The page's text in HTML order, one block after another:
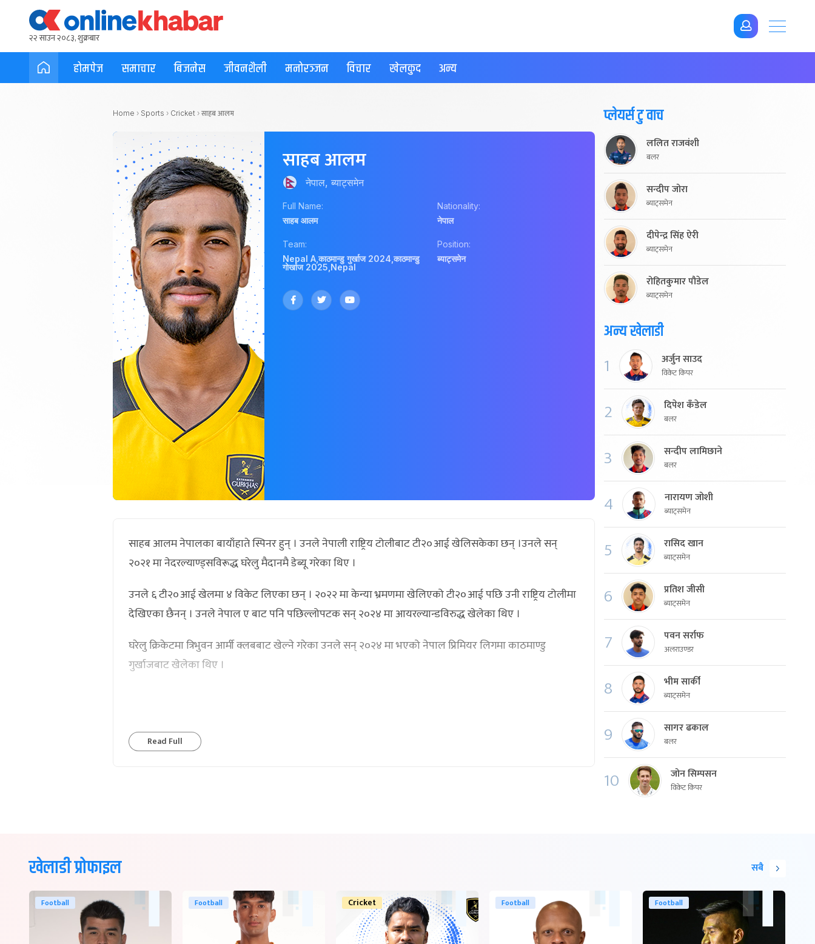
२२ साउन २०८३, शुक्रबार
होमपेज समाचार बिजनेस जीवनशैली मनोरञ्जन विचार खेलकुद अन्य
Home › Sports › Cricket › साहब आलम
साहब आलम
नेपाल, ब्याट्समेन
Full Name:
साहब आलम
Nationality:
नेपाल
Team:
Nepal A,काठमान्डु गुर्खाज 2024 काठमान्डु
गोर्खाज 2025 Nepal
Position:
ब्याट्समेन
साहब आलम नेपालका बायाँहाते स्पिनर हुन् । उनले नेपाली राष्ट्रिय टोलीबाट टी२०आई खेलिसकेका छन् ।उनले सन्
२०२१ मा नेदरल्याण्ड्सविरूद्ध घरेलु मैदानमै डेब्यू गरेका थिए ।
उनले ६ टी२०आई खेलमा ४ विकेट लिएका छन् । २०२२ मा केन्या भ्रमणमा खेलिएको टी२०आई पछि उनी राष्ट्रिय टोलीमा
देखिएका छैनन् । उनले नेपाल ए बाट पनि पछिल्लोपटक सन् २०२४ मा आयरल्यान्डविरुद्ध खेलेका थिए ।
घरेलु क्रिकेटमा त्रिभुवन आर्मी क्लबबाट खेल्ने गरेका उनले सन् २०२४ मा भएको नेपाल प्रिमियर लिगमा काठमाण्डु
गुर्खाजबाट खेलेका थिए ।
Read Full
प्लेयर्स टु वाच
ललित राजवंशी
बलर
सन्दीप जोरा
ब्याट्समेन
दीपेन्द्र सिंह ऐरी
ब्याट्समेन
रोहितकुमार पौडेल
ब्याट्समेन
अन्य खेलाडी
1 अर्जुन साउद
विकेट किपर
2 दिपेश कँडेल
बलर
3 सन्दीप लामिछाने
बलर
4 नारायण जोशी
ब्याट्समेन
5 रासिद खान
ब्याट्समेन
6 प्रतिश जीसी
ब्याट्समेन
7 पवन सर्राफ
अलराउण्डर
8 भीम सार्की
ब्याट्समेन
9 सागर ढकाल
बलर
10 जोन सिम्पसन
विकेट किपर
खेलाडी प्रोफाइल सबै
Football Football Cricket Football Football